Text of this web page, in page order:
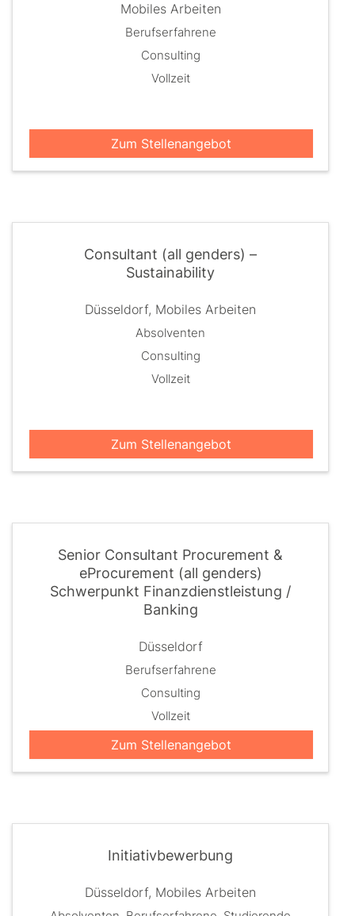
Mobiles Arbeiten
Berufserfahrene
Consulting
Vollzeit
Zum Stellenangebot
Consultant (all genders) –
Sustainability
Düsseldorf, Mobiles Arbeiten
Absolventen
Consulting
Vollzeit
Zum Stellenangebot
Senior Consultant Procurement &
eProcurement (all genders)
Schwerpunkt Finanzdienstleistung /
Banking
Düsseldorf
Berufserfahrene
Consulting
Vollzeit
Zum Stellenangebot
Initiativbewerbung
Düsseldorf, Mobiles Arbeiten